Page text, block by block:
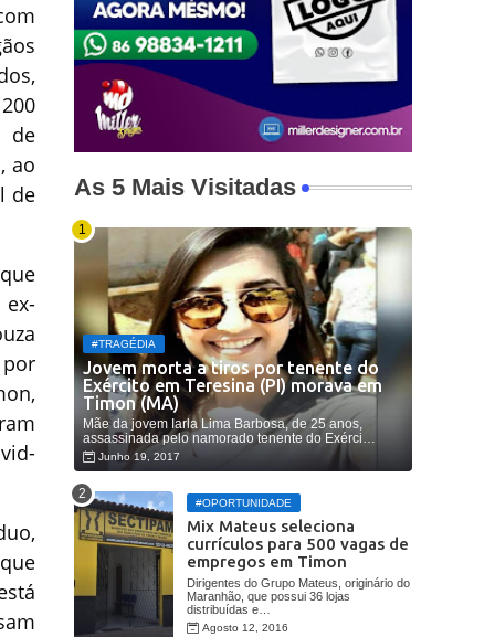
de
ao
de
As 5 Mais Visitadas
#TRAGÉDIA
Jovem morta a tiros por tenente do
Exército em Teresina (PI) morava em
Timon (MA)
Mãe da jovem Iarla Lima Barbosa, de 25 anos,
assassinada pelo namorado tenente do Exérci…
Junho 19, 2017
#OPORTUNIDADE
Mix Mateus seleciona
currículos para 500 vagas de
empregos em Timon
Dirigentes do Grupo Mateus, originário do
Maranhão, que possui 36 lojas
distribuídas e…
Agosto 12, 2016